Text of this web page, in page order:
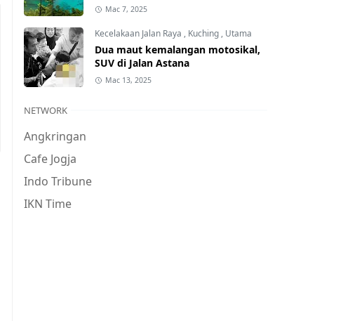
Mac 7, 2025
Kecelakaan Jalan Raya , Kuching , Utama
Dua maut kemalangan motosikal,
SUV di Jalan Astana
Mac 13, 2025
NETWORK
Angkringan
Cafe Jogja
Indo Tribune
IKN Time